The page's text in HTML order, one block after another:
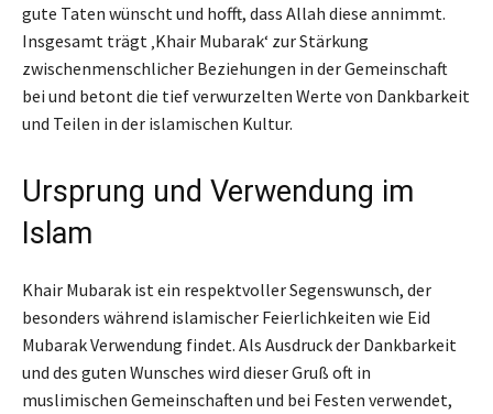
gute Taten wünscht und hofft, dass Allah diese annimmt.
Insgesamt trägt ‚Khair Mubarak‘ zur Stärkung
zwischenmenschlicher Beziehungen in der Gemeinschaft
bei und betont die tief verwurzelten Werte von Dankbarkeit
und Teilen in der islamischen Kultur.
Ursprung und Verwendung im
Islam
Khair Mubarak ist ein respektvoller Segenswunsch, der
besonders während islamischer Feierlichkeiten wie Eid
Mubarak Verwendung findet. Als Ausdruck der Dankbarkeit
und des guten Wunsches wird dieser Gruß oft in
muslimischen Gemeinschaften und bei Festen verwendet,